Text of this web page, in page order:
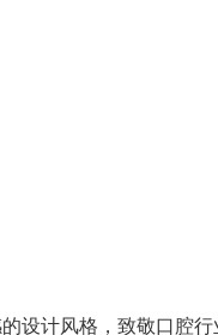
设计风格，致敬口腔